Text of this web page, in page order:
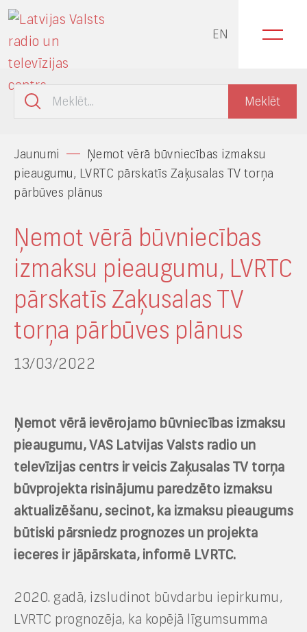
EN
Jaunumi
Ņemot vērā būvniecības izmaksu
pieaugumu, LVRTC pārskatīs Zaķusalas TV torņa
pārbūves plānus
Ņemot vērā būvniecības
izmaksu pieaugumu, LVRTC
pārskatīs Zaķusalas TV
torņa pārbūves plānus
13/03/2022
Ņemot vērā ievērojamo būvniecības izmaksu
pieaugumu, VAS Latvijas Valsts radio un
televīzijas centrs ir veicis Zaķusalas TV torņa
būvprojekta risinājumu paredzēto izmaksu
aktualizēšanu, secinot, ka izmaksu pieaugums
būtiski pārsniedz prognozes un projekta
ieceres ir jāpārskata, informē LVRTC.
2020. gadā, izsludinot būvdarbu iepirkumu,
LVRTC prognozēja, ka kopējā līgumsumma